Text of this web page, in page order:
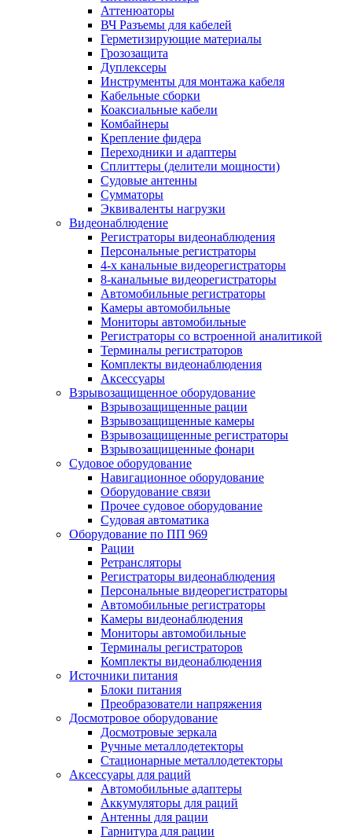
Аттенюаторы
ВЧ Разъемы для кабелей
Герметизирующие материалы
Грозозащита
Дуплексеры
Инструменты для монтажа кабеля
Кабельные сборки
Коаксиальные кабели
Комбайнеры
Крепление фидера
Переходники и адаптеры
Сплиттеры (делители мощности)
Судовые антенны
Сумматоры
Эквиваленты нагрузки
Видеонаблюдение
Регистраторы видеонаблюдения
Персональные регистраторы
4-х канальные видеорегистраторы
8-канальные видеорегистраторы
Автомобильные регистраторы
Камеры автомобильные
Мониторы автомобильные
Регистраторы со встроенной аналитикой
Терминалы регистраторов
Комплекты видеонаблюдения
Аксессуары
Взрывозащищенное оборудование
Взрывозащищенные рации
Взрывозащищенные камеры
Взрывозащищенные регистраторы
Взрывозащищенные фонари
Судовое оборудование
Навигационное оборудование
Оборудование связи
Прочее судовое оборудование
Судовая автоматика
Оборудование по ПП 969
Рации
Ретрансляторы
Регистраторы видеонаблюдения
Персональные видеорегистраторы
Автомобильные регистраторы
Камеры видеонаблюдения
Мониторы автомобильные
Терминалы регистраторов
Комплекты видеонаблюдения
Источники питания
Блоки питания
Преобразователи напряжения
Досмотровое оборудование
Досмотровые зеркала
Ручные металлодетекторы
Стационарные металлодетекторы
Аксессуары для раций
Автомобильные адаптеры
Аккумуляторы для раций
Антенны для рации
Гарнитура для рации